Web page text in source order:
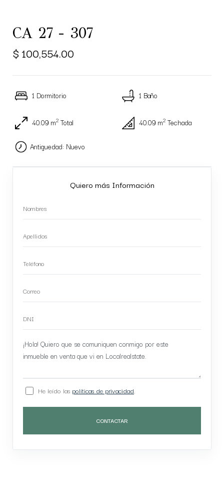
CA 27 - 307
$ 100,554.00
1 Dormitorio 1 Baño
40.09 m2 Total 40.09 m2 Techada
Antiguedad: Nuevo
Quiero más Información
He leído las políticas de privacidad
CONTACTAR